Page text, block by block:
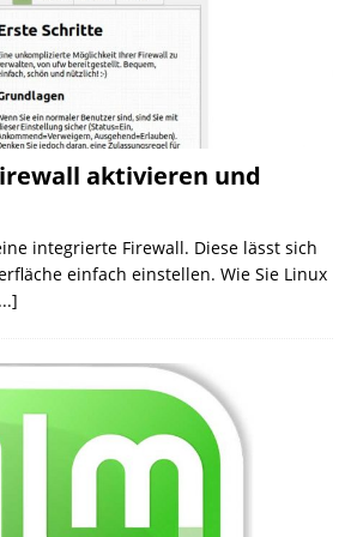
aktivieren und
integrierte Firewall. Diese lässt sich
einfach einstellen. Wie Sie Linux